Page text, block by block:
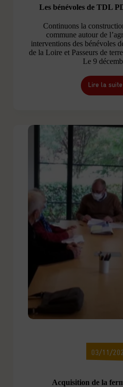
Les bénévoles de TDL
Continuons la
commune autour de
interventions des bénévoles
de la Loire et Passeurs de
Le 9
Lire la suite
Les
PDL
Radio
03/11/
Acquisition de la